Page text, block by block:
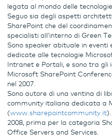
legata al mondo delle
Seguo sia degli aspetti
SharePoint che del
specialisti all’interno di Green
Sono speaker abituale in eventi
dedicate alle tecnologie
Intranet e Portali, e sono tra
Microsoft SharePoint
nel 2007.
Sono autore di una ventina di
community italiana dedicata a
(www.sharepointcommunity.it
2008, prima per la categoria
Office Servers and Services.